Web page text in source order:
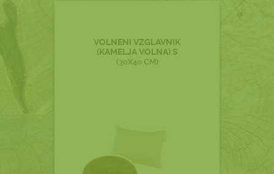
VOLNENI VZGLAVNIK
(KAMELJA VOLNA) S
(30X40 CM)